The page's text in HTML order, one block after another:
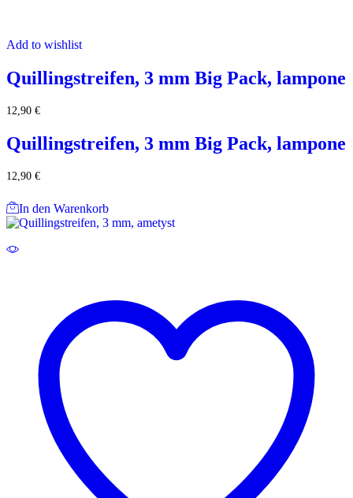
Add to wishlist
Quillingstreifen, 3 mm Big Pack, lampone
12,90 €
Quillingstreifen, 3 mm Big Pack, lampone
12,90 €
In den Warenkorb